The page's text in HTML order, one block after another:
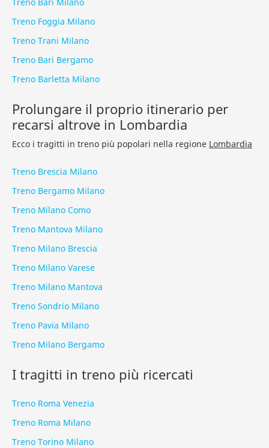
Treno Foggia Milano
Treno Trani Milano
Treno Bari Bergamo
Treno Barletta Milano
Prolungare il proprio itinerario per
recarsi altrove in Lombardia
Ecco i tragitti in treno più popolari nella regione Lombardia
Treno Brescia Milano
Treno Bergamo Milano
Treno Milano Como
Treno Mantova Milano
Treno Milano Brescia
Treno Milano Varese
Treno Milano Mantova
Treno Sondrio Milano
Treno Pavia Milano
Treno Milano Bergamo
I tragitti in treno più ricercati
Treno Roma Venezia
Treno Roma Milano
Treno Torino Milano